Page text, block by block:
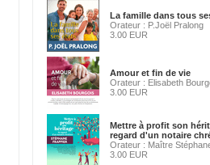
La famille dans tous
Orateur : P.Joël Pralong
3.00 EUR
Amour et fin de vie
Orateur : Elisabeth
3.00 EUR
Mettre à profit son
regard d'un notaire
Orateur : Maître
3.00 EUR